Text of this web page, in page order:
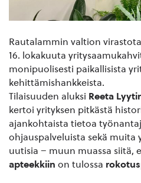
Rautalammin valtion
16. lokakuuta
monipuolisesti paikallisista
kehittämishankkeista.
Tilaisuuden aluksi Reeta
kertoi yrityksen pitkästä
ajankohtaista tietoa
ohjauspalveluista sekä muita
uutisia – muun muassa siitä,
apteekkiin on tulossa